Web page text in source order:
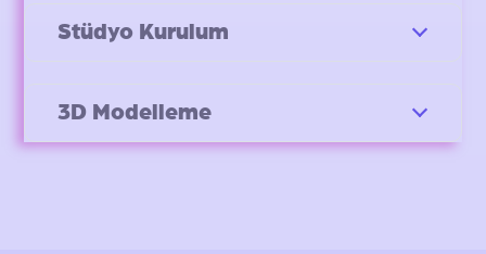
Stüdyo Kurulum
3D Modelleme